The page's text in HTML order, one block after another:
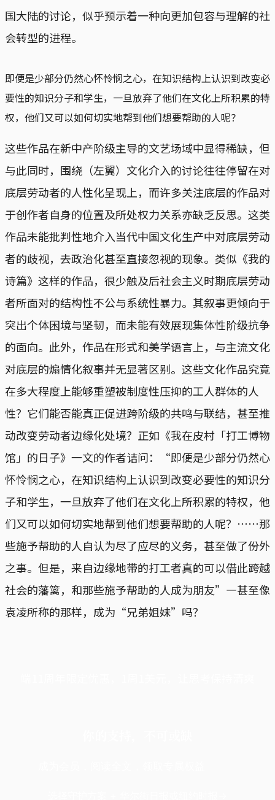
国大陆的讨论，似乎预示着一种向更加包容与理解的社
会转型的进程。
即便是少部分仍然心怀怜悯之心，在知识结构上认识到改变必
要性的知识分子和学生，一旦放弃了他们在文化上所积累的特
权，他们又可以如何切实地帮到他们想要帮助的人呢？
这些作品在新中产阶级主导的文艺场域中显得稀缺，但
与此同时，围绕（左翼）文化介入的讨论往往停留在对
底层劳动者的人性化呈现上，而许多关注底层的作品对
于创作者自身的位置及所处权力关系亦缺乏反思。这类
作品未能批判性地介入当代中国文化生产中对底层劳动
者的歧视，去政治化甚至直接忽视的现象。类似《我的
诗篇》这样的作品，很少触及后社会主义时期底层劳动
者所面对的结构性不公与系统性暴力。其叙事更倾向于
突出个体困境与坚韧，而未能有效展现集体性阶级抗争
的面向。此外，作品在形式和美学语言上，与主流文化
对底层的煽情化叙事并无显著区别。这些文化作品究竟
在多大程度上能够重塑被制度性压抑的工人群体的人
性？它们能否能真正促进跨阶级的共鸣与联结，甚至推
动改变劳动者边缘化处境？正如《我在皮村「打工博物
馆」的日子》一文的作者诘问：“即便是少部分仍然心
怀怜悯之心，在知识结构上认识到改变必要性的知识分
子和学生，一旦放弃了他们在文化上所积累的特权，他
们又可以如何切实地帮到他们想要帮助的人呢？⋯⋯那
些施予帮助的人自认为尽了应尽的义务，甚至做了份外
之事。但是，来自边缘地带的打工者真的可以借此跨越
社会的藩篱，和那些施予帮助的人成为朋友”—甚至像
袁凌所称的那样，成为“兄弟姐妹”吗？